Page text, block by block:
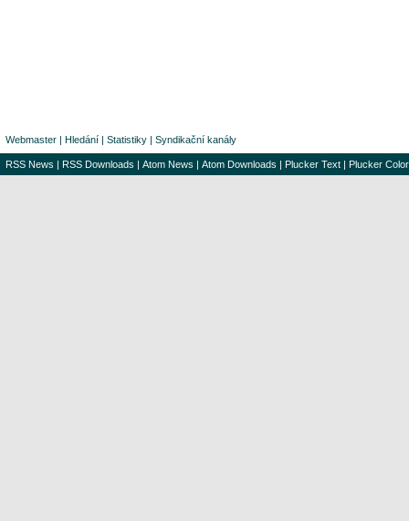
Webmaster | Hledání | Statistiky | Syndikační kanály
RSS News | RSS Downloads | Atom News | Atom Downloads | Plucker Text | Plucker Color